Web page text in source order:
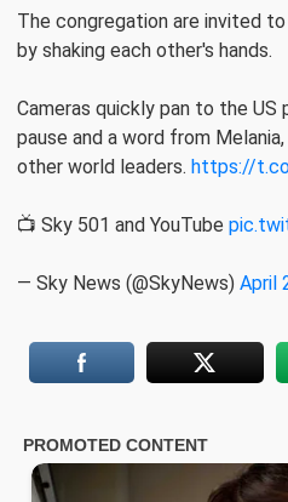
The congregation are invited
by shaking each other's hands.
Cameras quickly pan to the
pause and a word from
other world leaders. https://
📺 Sky 501 and YouTube
— Sky News (@SkyNews) April